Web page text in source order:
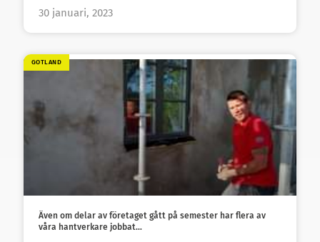
30 januari, 2023
GOTLAND
Även om delar av företaget gått på semester har flera av
våra hantverkare jobbat…